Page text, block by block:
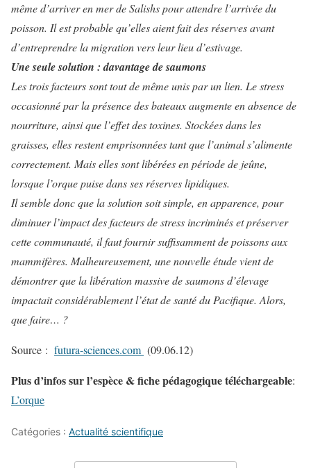
même d’arriver en mer de Salishs pour attendre l’arrivée du
poisson. Il est probable qu’elles aient fait des réserves avant
d’entreprendre la migration vers leur lieu d’estivage.
Une seule solution : davantage de saumons
Les trois facteurs sont tout de même unis par un lien. Le stress
occasionné par la présence des bateaux augmente en absence de
nourriture, ainsi que l’effet des toxines. Stockées dans les
graisses, elles restent emprisonnées tant que l’animal s’alimente
correctement. Mais elles sont libérées en période de jeûne,
lorsque l’orque puise dans ses réserves lipidiques.
Il semble donc que la solution soit simple, en apparence, pour
diminuer l’impact des facteurs de stress incriminés et préserver
cette communauté, il faut fournir suffisamment de poissons aux
mammifères. Malheureusement, une nouvelle étude vient de
démontrer que la libération massive de saumons d’élevage
impactait considérablement l’état de santé du Pacifique. Alors,
que faire… ?
Source : futura-sciences.com (09.06.12)
Plus d’infos sur l’espèce & fiche pédagogique téléchargeable:
L’orque
Catégories : Actualité scientifique